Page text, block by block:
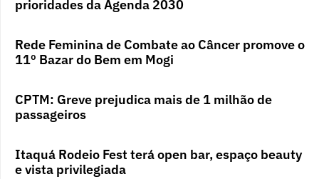
prioridades da Agenda 2030
Rede Feminina de Combate ao Câncer promove o
11º Bazar do Bem em Mogi
CPTM: Greve prejudica mais de 1 milhão de
passageiros
Itaquá Rodeio Fest terá open bar, espaço beauty
e vista privilegiada